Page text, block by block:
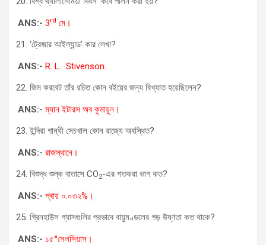
ANS:- 3rd মে।
‘ট্রেজার আইল্যান্ড’ কার লেখা?
ANS:- R. L. Stivenson.
জিম করবেট তাঁর রচিত কোন বইয়ের জন্য বিখ্যাত হয়েছিলেন?
ANS:-ম্যান ইটারস অব কুমায়ুন।
ইন্দিরা গান্ধী সেচখাল কোন রাজ্যে অবস্থিত?
ANS:- রাজস্থানে।
বিশুদ্ধ শুল্ক বাতাসে CO2-এর শতকরা ভাগ কত?
ANS:- প্ৰায় ০.০৩২%।
গ্রিনহাউস গ্যাসগুলির প্রভাবে বায়ুমণ্ডলের গড় উষ্ণতা কত থাকে?
ANS:- ১৫°সেলসিয়াস।